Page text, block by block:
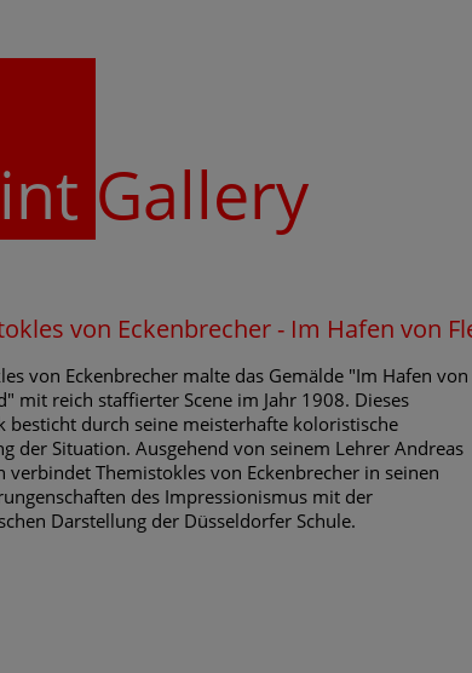
Gallery
von Eckenbrecher - Im Hafen von
von Eckenbrecher malte das Gemälde "Im Hafen von
mit reich staffierter Scene im Jahr 1908. Dieses
besticht durch seine meisterhafte koloristische
der Situation. Ausgehend von seinem Lehrer Andreas
verbindet Themistokles von Eckenbrecher in seinen
des Impressionismus mit der
Darstellung der Düsseldorfer Schule.